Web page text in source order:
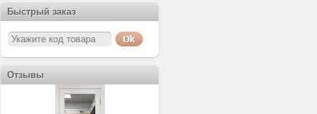
Быстрый заказ
Отзывы